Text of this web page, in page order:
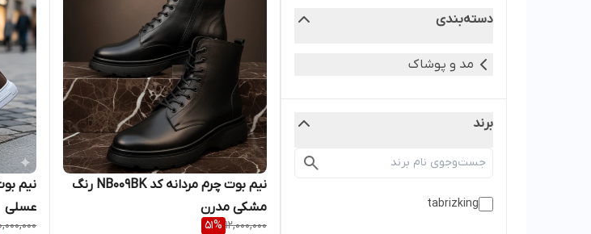
دسته‌بندی
مد و پوشاک
برند
tabrizking
نیم بوت چرم مردانه کد NB009BK رنگ
مشکی مدرن
12,000,000
51%
عسلی